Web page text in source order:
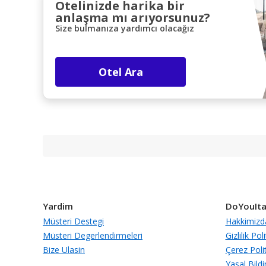
Otelinizde harika bir
anlaşma mı arıyorsunuz?
Size bulmanıza yardımcı olacağız
Otel Ara
Yardim
Müsteri Destegi
Müsteri Degerlendirmeleri
Bize Ulasin
Gizlilik
Çerez